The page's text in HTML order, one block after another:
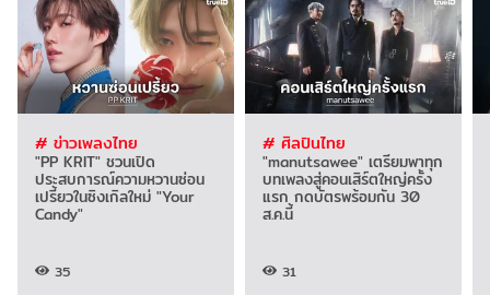
# ข่าวเพลงไทย
"PP KRIT" ชวนเปิด
ประสบการณ์ความหวานซ่อน
เปรี้ยวในซิงเกิลใหม่ "Your
Candy"
35
# ศิลปินไทย
"manutsawee" เตรียมพาทุก
บทเพลงสู่คอนเสิร์ตใหญ่ครั้ง
แรก กดบัตรพร้อมกัน 30
ส.ค.นี้
31